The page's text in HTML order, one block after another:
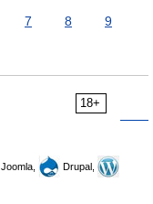
7 8
9
18+
Joomla,
Drupal,